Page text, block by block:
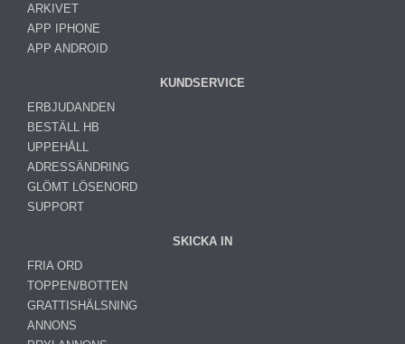
ARKIVET
APP IPHONE
APP ANDROID
KUNDSERVICE
ERBJUDANDEN
BESTÄLL HB
UPPEHÅLL
ADRESSÄNDRING
GLÖMT LÖSENORD
SUPPORT
SKICKA IN
FRIA ORD
TOPPEN/BOTTEN
GRATTISHÄLSNING
ANNONS